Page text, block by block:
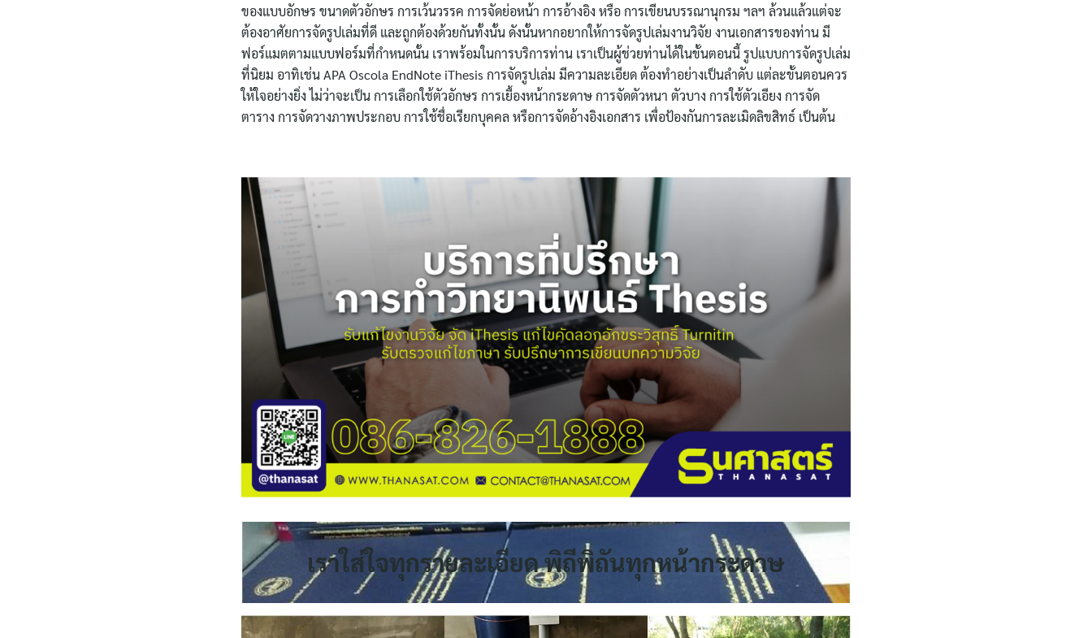
ค้นหา
ของแบบอักษร ขนาดตัวอักษร การเว้นวรรค การจัดย่อหน้า การอ้างอิง หรือ การเขียนบรรณานุกรม ฯลฯ ล้วนแล้วแต่จะ
ต้องอาศัยการจัดรูปเล่มที่ดี และถูกต้องด้วยกันทั้งนั้น ดังนั้นหากอยากให้การจัดรูปเล่มงานวิจัย งานเอกสารของท่าน มี
ฟอร์แมตตามแบบฟอร์มที่กำหนดนั้น เราพร้อมในการบริการท่าน เราเป็นผู้ช่วยท่านได้ในขั้นตอนนี้ รูปแบบการจัดรูปเล่ม
ที่นิยม อาทิเช่น APA Oscola EndNote iThesis การจัดรูปเล่ม มีความละเอียด ต้องทำอย่างเป็นลำดับ แต่ละขั้นตอนควร
ให้ใจอย่างยิ่ง ไม่ว่าจะเป็น การเลือกใช้ตัวอักษร การเยื้องหน้ากระดาษ การจัดตัวหนา ตัวบาง การใช้ตัวเอียง การจัด
ตาราง การจัดวางภาพประกอบ การใช้ชื่อเรียกบุคคล หรือการจัดอ้างอิงเอกสาร เพื่อป้องกันการละเมิดลิขสิทธ์ เป็นต้น
เราใส่ใจทุกรายละเอียด พิถีพิถันทุกหน้ากระดาษ